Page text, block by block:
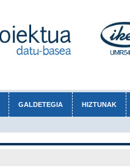
GALDETEGIA HIZTUNAK